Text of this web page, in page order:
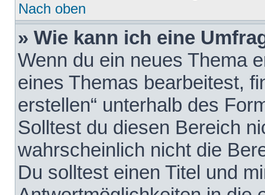
Nach oben
» Wie kann ich eine
Wenn du ein neues Thema
eines Themas bearbeitest,
erstellen“ unterhalb des
Solltest du diesen Bereich
wahrscheinlich nicht die
Du solltest einen Titel und